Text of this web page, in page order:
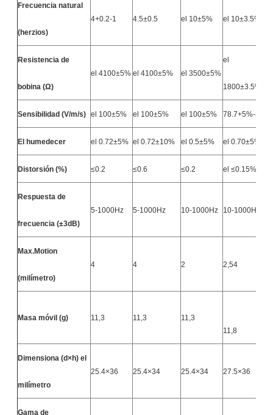
Frecuencia natural
(herzios)
4+0.2-1 4.5±0.5 el 10±5% el 10±3.5%
Resistencia de
bobina (Ω)
el 4100±5% el 4100±5% el 3500±5%
el
1800±3.5%
Sensibilidad (V/m/s) el 100±5% el 100±5% el 100±5% 78.7+5%-3%
El humedecer el 0.72±5% el 0.72±10% el 0.5±5% el 0.70±5%
Distorsión (%) ≤0.2 ≤0.6 ≤0.2 el ≤0.15%
Respuesta de
frecuencia (±3dB)
5-1000Hz 5-1000Hz 10-1000Hz 10-1000Hz
Max.Motion
(milímetro)
4 4 2 2,54
Masa móvil (g) 11,3 11,3
11,3
11,8
Dimensiona (d×h) el
milímetro
25.4×36 25.4×34 25.4×34 27.5×36
Gama de